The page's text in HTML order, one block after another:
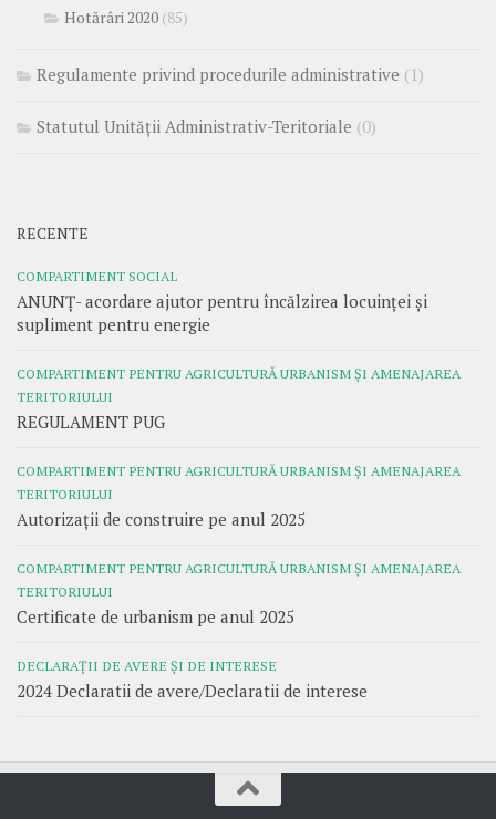
Hotărâri 2020 (85)
Regulamente privind procedurile administrative (1)
Statutul Unității Administrativ-Teritoriale (0)
RECENTE
COMPARTIMENT SOCIAL
ANUNȚ- acordare ajutor pentru încălzirea locuinței și
supliment pentru energie
COMPARTIMENT PENTRU AGRICULTURĂ URBANISM ȘI AMENAJAREA
TERITORIULUI
REGULAMENT PUG
COMPARTIMENT PENTRU AGRICULTURĂ URBANISM ȘI AMENAJAREA
TERITORIULUI
Autorizații de construire pe anul 2025
COMPARTIMENT PENTRU AGRICULTURĂ URBANISM ȘI AMENAJAREA
TERITORIULUI
Certificate de urbanism pe anul 2025
DECLARAȚII DE AVERE ȘI DE INTERESE
2024 Declaratii de avere/Declaratii de interese